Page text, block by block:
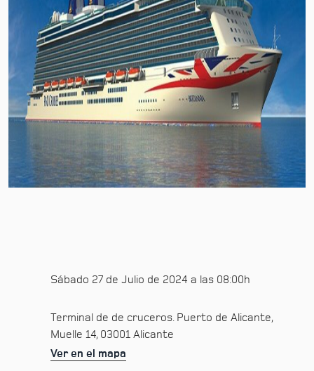
Sábado 27 de Julio de 2024 a las 08:00h
Terminal de de cruceros. Puerto de Alicante,
Muelle 14, 03001 Alicante
Ver en el mapa